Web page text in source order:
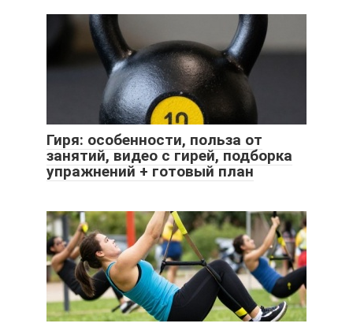
Гиря: особенности, польза от
занятий, видео с гирей, подборка
упражнений + готовый план